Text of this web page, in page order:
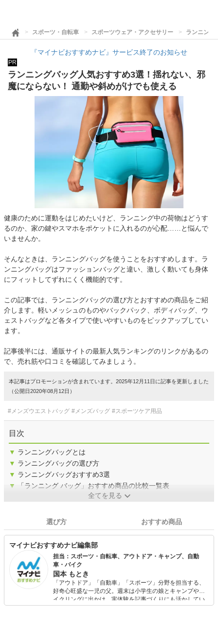
スポーツ・自転車 スポーツウェア・アクセサリー ランニング
『マイナビおすすめナビ』サービス終了のお知らせ
PR
ランニングバッグ人気おすすめ3選！揺れない、邪
魔にならない！ 通勤や斜めがけでも使える
健康のために運動をはじめたいけど、ランニング中の荷物はどうす
るのか、家の鍵やスマホをポケットに入れるのが心配……と悩んで
いませんか。
そんなときは、ランニングバッグを使うことをおすすめします。ラ
ンニングバッグはファッションバッグと違い、激しく動いても身体
にフィットしてずれにくく機能的です。
この記事では、ランニングバッグの選び方とおすすめの商品をご紹
介します。軽いメッシュのものやバックパック、ボディバッグ、ウ
ェストバッグなど各タイプで使いやすいものをピックアップしてい
ます。
記事後半には、通販サイトの最新人気ランキングのリンクがあるの
で、売れ筋や口コミを確認してみましょう。
本記事はプロモーションが含まれています。2025年12月11日に記事を更新しました
（公開日2020年08月12日）
#メンズウエストバッグ #メンズバッグ #スポーツケア用品
目次
▼ ランニングバッグとは
▼ ランニングバッグの選び方
▼ ランニングバッグおすすめ3選
▼
「ランニング バッグ」おすすめ商品の比較一覧表
全てを見る
選び方 おすすめ商品
マイナビおすすめナビ編集部
担当：スポーツ・自転車、アウトドア・キャンプ、自動
車・バイク
国本 もとき
「アウトドア」「自動車」「スポーツ」分野を担当する、
好奇心旺盛な一児の父。週末は小学生の娘とキャンプやサ
イクリングに出かけ、実体験を記事づくりにも活かしてい
ます。読者の「知りたい」を分かりやすく届けることをモ